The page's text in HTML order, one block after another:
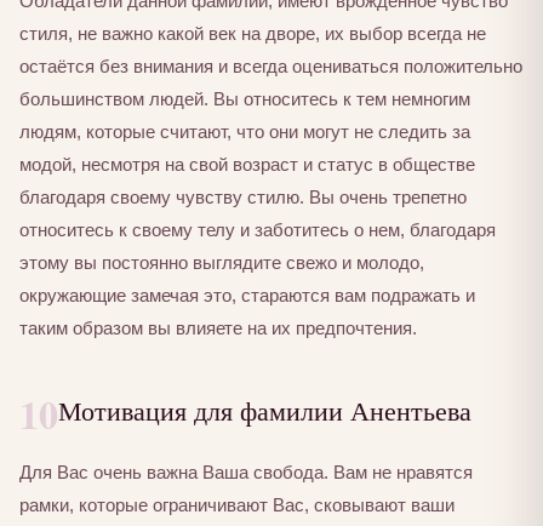
стиля, не важно какой век на дворе, их выбор всегда не
остаётся без внимания и всегда оцениваться положительно
большинством людей. Вы относитесь к тем немногим
людям, которые считают, что они могут не следить за
модой, несмотря на свой возраст и статус в обществе
благодаря своему чувству стилю. Вы очень трепетно
относитесь к своему телу и заботитесь о нем, благодаря
этому вы постоянно выглядите свежо и молодо,
окружающие замечая это, стараются вам подражать и
таким образом вы влияете на их предпочтения.
10Мотивация для фамилии Анентьева
Для Вас очень важна Ваша свобода. Вам не нравятся
рамки, которые ограничивают Вас, сковывают ваши